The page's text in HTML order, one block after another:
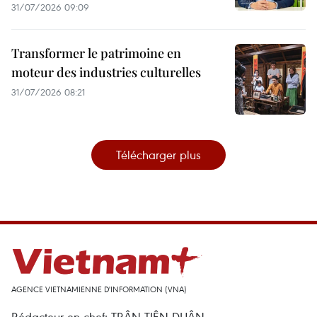
31/07/2026 09:09
Transformer le patrimoine en
moteur des industries culturelles
31/07/2026 08:21
Télécharger plus
AGENCE VIETNAMIENNE D'INFORMATION (VNA)